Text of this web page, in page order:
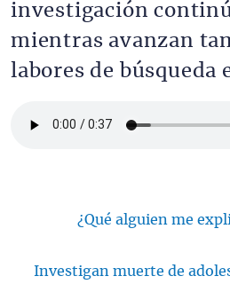
investigación
mientras avanzan
labores de búsqueda
¿Qué alguien me
Investigan muerte de